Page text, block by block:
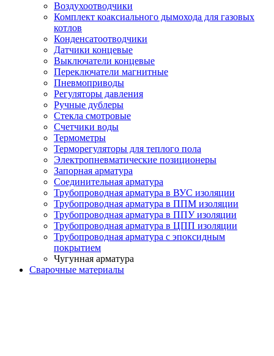
Воздухоотводчики
Комплект коаксиального дымохода для газовых
котлов
Конденсатоотводчики
Датчики концевые
Выключатели концевые
Переключатели магнитные
Пневмоприводы
Регуляторы давления
Ручные дублеры
Стекла смотровые
Счетчики воды
Термометры
Терморегуляторы для теплого пола
Электропневматические позиционеры
Запорная арматура
Соединительная арматура
Трубопроводная арматура в ВУС изоляции
Трубопроводная арматура в ППМ изоляции
Трубопроводная арматура в ППУ изоляции
Трубопроводная арматура в ЦПП изоляции
Трубопроводная арматура с эпоксидным
покрытием
Чугунная арматура
Сварочные материалы